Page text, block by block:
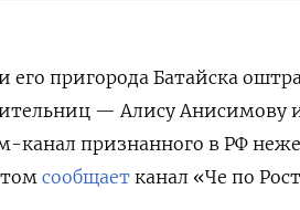
его пригорода Батайска
— Алису Анисимову
канал признанного в РФ
сообщает канал «Че по